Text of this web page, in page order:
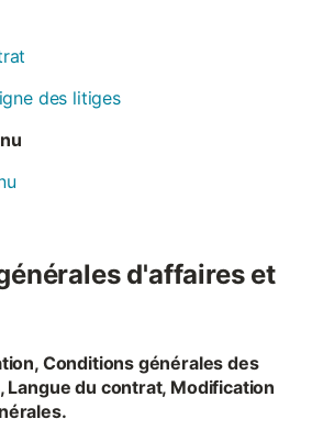
des litiges
d'affaires et
Conditions générales des
du contrat, Modification